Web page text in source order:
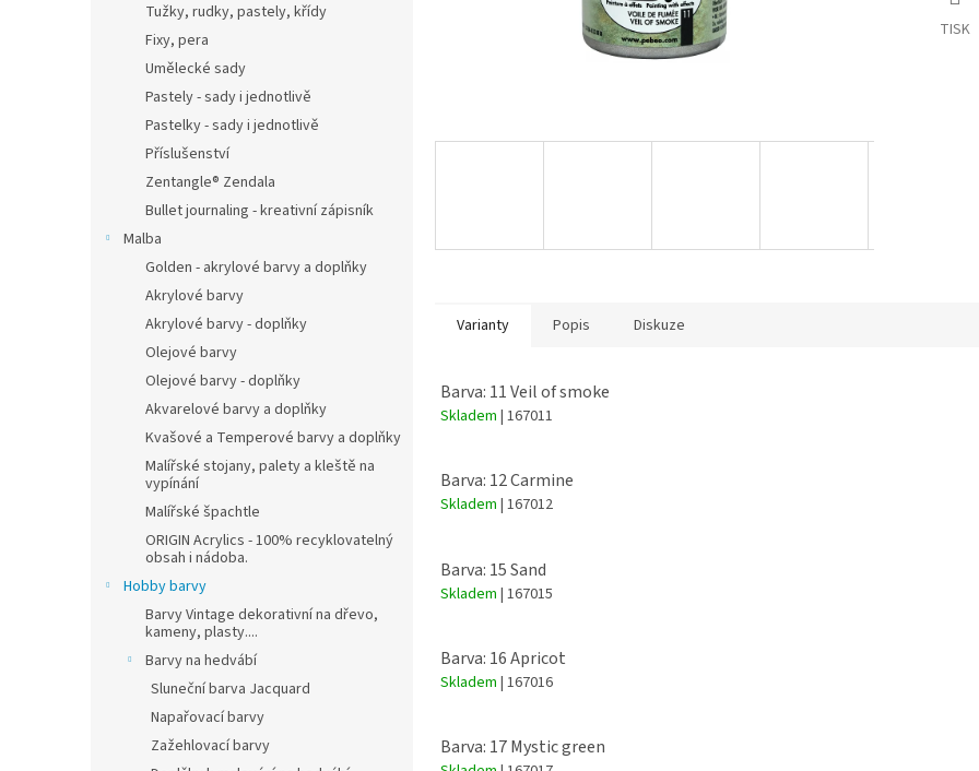
Tužky, rudky, pastely, křídy
Fixy, pera
Umělecké sady
Pastely - sady i jednotlivě
Pastelky - sady i jednotlivě
Příslušenství
Zentangle® Zendala
Bullet journaling - kreativní zápisník
Malba
Golden - akrylové barvy a doplňky
Akrylové barvy
Akrylové barvy - doplňky
Olejové barvy
Olejové barvy - doplňky
Akvarelové barvy a doplňky
Kvašové a Temperové barvy a doplňky
Malířské stojany, palety a kleště na
vypínání
Malířské špachtle
ORIGIN Acrylics - 100% recyklovatelný
obsah i nádoba.
Hobby barvy
Barvy Vintage dekorativní na dřevo,
kameny, plasty....
Barvy na hedvábí
Sluneční barva Jacquard
Napařovací barvy
Zažehlovací barvy
TISK
Varianty Popis Diskuze
Barva: 11 Veil of smoke
Skladem | 167011
Barva: 12 Carmine
Skladem | 167012
Barva: 15 Sand
Skladem | 167015
Barva: 16 Apricot
Skladem | 167016
Barva: 17 Mystic green